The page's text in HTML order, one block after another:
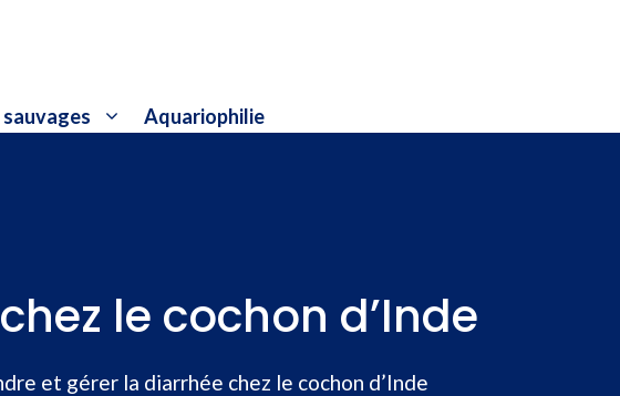
sauvages Aquariophilie
le cochon d’Inde
et gérer la diarrhée chez le cochon d’Inde